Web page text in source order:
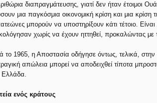
διαπραγμάτευσης, γιατί δεν ήταν έτοιμοι
μια παγκόσμια οικονομική κρίση και μια
μπορούν να υποστηρίξουν κάτι τέτοιο.
χωρίς να έχουν ηττηθεί, προκαλώντας
το 1965, η Αποστασία οδήγησε όντως, τελικά,
απώλεια μπορεί να αποδειχθεί τίποτα
Ελλάδα.
ενός κράτους